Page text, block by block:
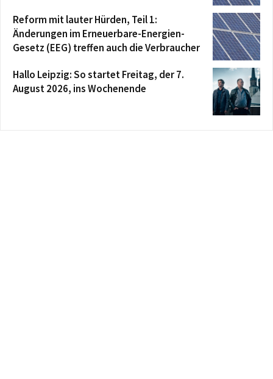
Reform mit lauter Hürden, Teil 1:
Änderungen im Erneuerbare-Energien-
Gesetz (EEG) treffen auch die Verbraucher
Hallo Leipzig: So startet Freitag, der 7.
August 2026, ins Wochenende